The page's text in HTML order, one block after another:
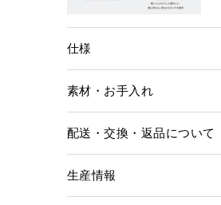
仕様
素材・お手入れ
配送・交換・返品について
生産情報